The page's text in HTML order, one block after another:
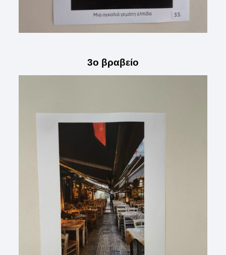
3ο βραβείο